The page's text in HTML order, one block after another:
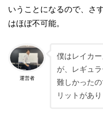
いうことになるので、さ
はほぼ不可能。
運営者
僕はレイカ
が、レギュ
難しかった
リットがあり